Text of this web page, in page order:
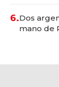
6.Dos
mano de